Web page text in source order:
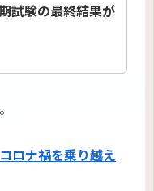
試験の最終結果が
ロナ禍を乗り越え